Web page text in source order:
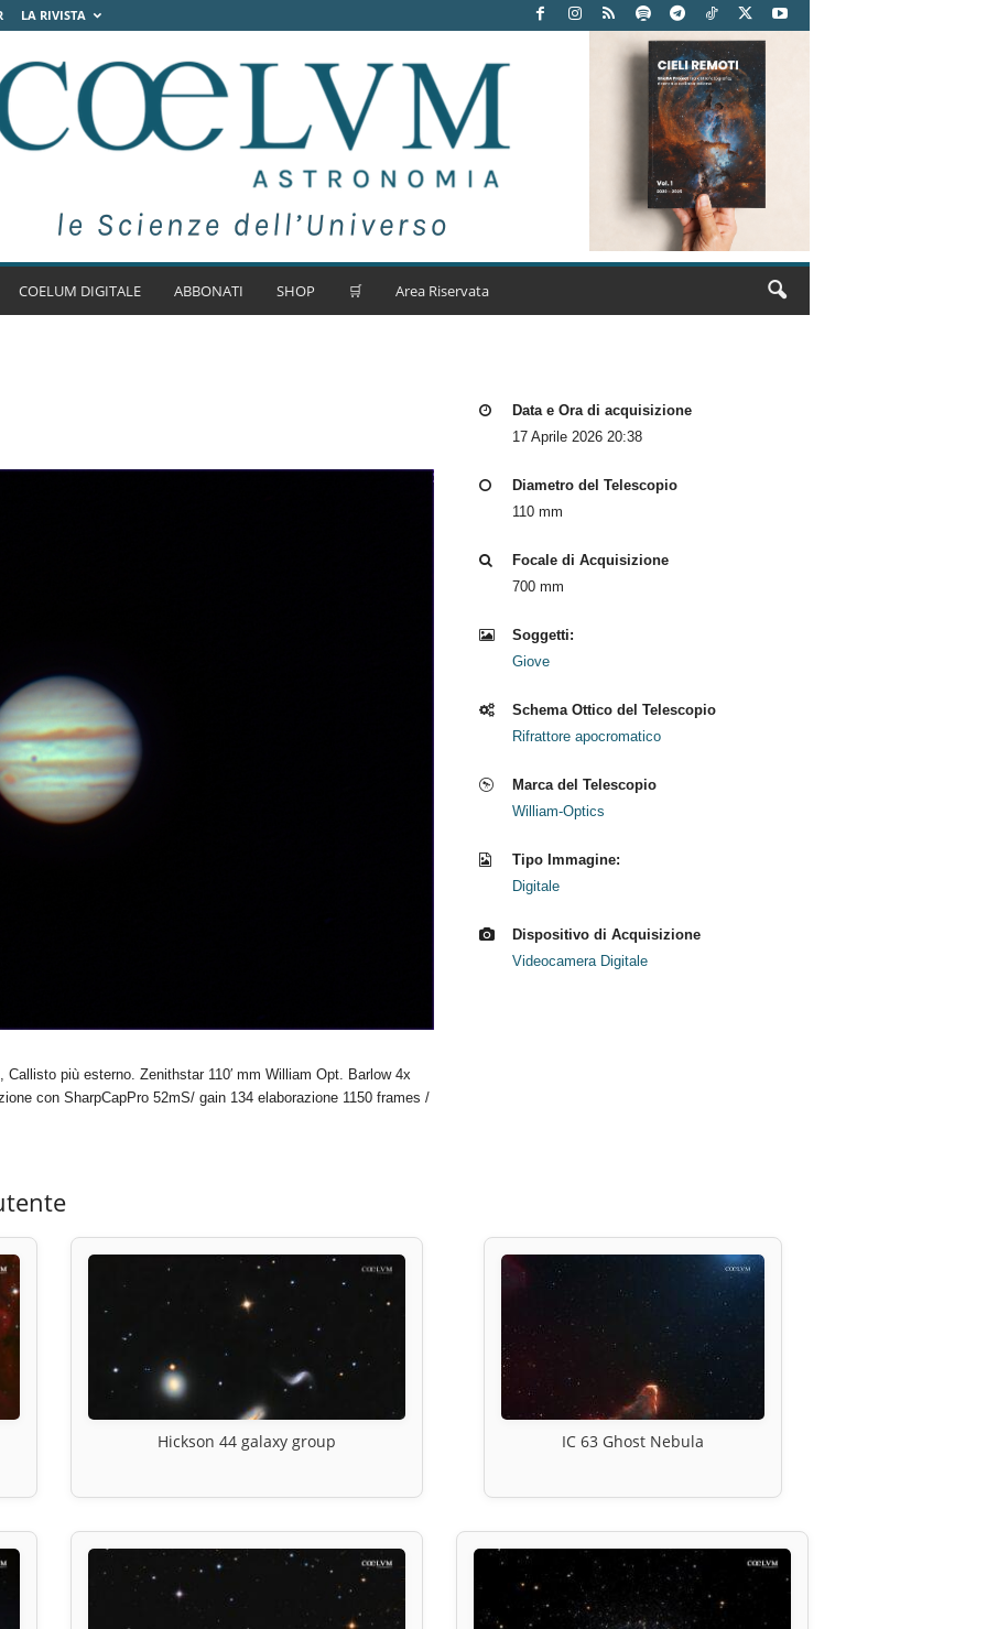
LA RIVISTA
COELUM DIGITALE ABBONATI SHOP 🛒 Area Riservata
più esterno. Zenithstar 110′ mm William Opt. Barlow 4x
con SharpCapPro 52mS/ gain 134 elaborazione 1150 frames /
Data e Ora di acquisizione
17 Aprile 2026 20:38
Diametro del Telescopio
110 mm
Focale di Acquisizione
700 mm
Soggetti:
Giove
Schema Ottico del Telescopio
Rifrattore apocromatico
Marca del Telescopio
William-Optics
Tipo Immagine:
Digitale
Dispositivo di Acquisizione
Videocamera Digitale
Hickson 44 galaxy group IC 63 Ghost Nebula